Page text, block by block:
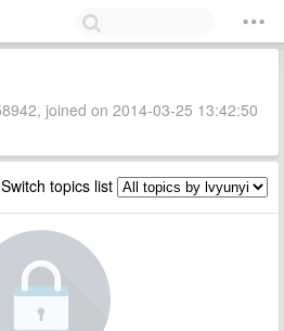
joined on 2014-03-25 13:42:50
Switch topics list